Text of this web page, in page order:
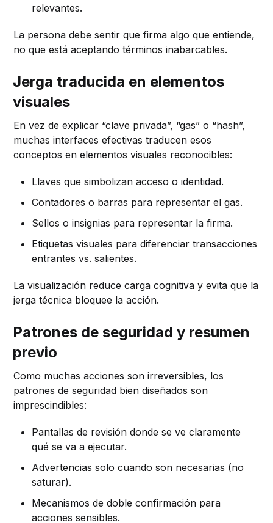
relevantes.
La persona debe sentir que firma algo que entiende,
no que está aceptando términos inabarcables.
Jerga traducida en elementos
visuales
En vez de explicar “clave privada”, “gas” o “hash”,
muchas interfaces efectivas traducen esos
conceptos en elementos visuales reconocibles:
Llaves que simbolizan acceso o identidad.
Contadores o barras para representar el gas.
Sellos o insignias para representar la firma.
Etiquetas visuales para diferenciar transacciones
entrantes vs. salientes.
La visualización reduce carga cognitiva y evita que la
jerga técnica bloquee la acción.
Patrones de seguridad y resumen
previo
Como muchas acciones son irreversibles, los
patrones de seguridad bien diseñados son
imprescindibles:
Pantallas de revisión donde se ve claramente
qué se va a ejecutar.
Advertencias solo cuando son necesarias (no
saturar).
Mecanismos de doble confirmación para
acciones sensibles.